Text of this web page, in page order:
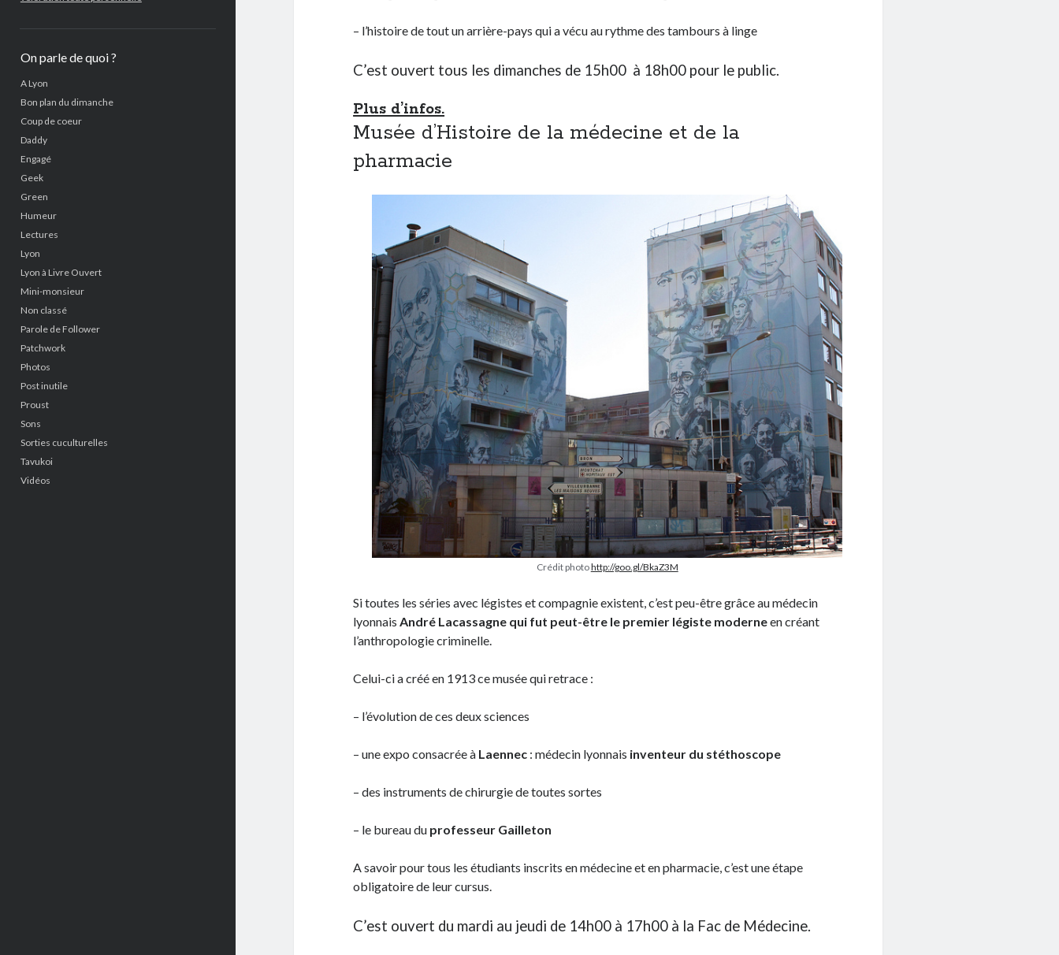
On parle de quoi ?
A Lyon
Bon plan du dimanche
Coup de coeur
Daddy
Engagé
Geek
Green
Humeur
Lectures
Lyon
Lyon à Livre Ouvert
Mini-monsieur
Non classé
Parole de Follower
Patchwork
Photos
Post inutile
Proust
Sons
Sorties cuculturelles
Tavukoi
Vidéos
– l’histoire de tout un arrière-pays qui a vécu au rythme des tambours à linge
C’est ouvert tous les dimanches de 15h00 à 18h00 pour le public.
Plus d’infos.
Musée d’Histoire de la médecine et de la
pharmacie
Crédit photohttp://goo.gl/BkaZ3M
Si toutes les séries avec légistes et compagnie existent, c’est peu-être grâce au médecin
lyonnais André Lacassagne qui fut peut-être le premier légiste moderneen créant
l’anthropologie criminelle.
Celui-ci a créé en 1913 ce musée qui retrace :
– l’évolution de ces deux sciences
– une expo consacrée à Laennec : médecin lyonnais inventeur du stéthoscope
– des instruments de chirurgie de toutes sortes
– le bureau du professeur Gailleton
A savoir pour tous les étudiants inscrits en médecine et en pharmacie, c’est une étape
obligatoire de leur cursus.
C’est ouvert du mardi au jeudi de 14h00 à 17h00 à la Fac de Médecine.